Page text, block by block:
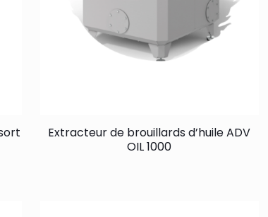
Extracteur de brouillards d’huile ADV
OIL 1000